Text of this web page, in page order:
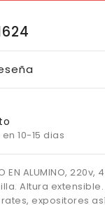
10-15 dias
EN ALUMINO,
Altura
expositores